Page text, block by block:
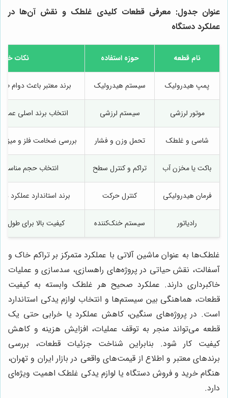
عنوان جدول: معرفی قطعات کلیدی غلطک و نقش آن‌ها در
عملکرد دستگاه
نام قطعه حوزه استفاده نکات
پمپ هیدرولیک سیستم هیدرولیک برند معتبر باعث دوام
موتور لرزشی سیستم لرزشی انتخاب برند اصلی
شاسی و غلطک تحمل وزن و فشار بررسی ضخامت فلز و
باکت یا مخزن آب تراکم و کنترل سطح انتخاب حجم مناسب
فرمان هیدرولیکی کنترل حرکت برند استاندارد عملکرد
رادیاتور سیستم خنک‌کننده کیفیت بالا برای
غلطک‌ها به عنوان ماشین آلاتی با عملکرد متمرکز بر تراکم خاک و
آسفالت، نقش حیاتی در پروژه‌های راهسازی، سدسازی و عملیات
خاکبرداری دارند. عملکرد صحیح هر غلطک وابسته به کیفیت
قطعات، هماهنگی بین سیستم‌ها و انتخاب لوازم یدکی استاندارد
است. در پروژه‌های سنگین، کاهش عملکرد یا خرابی حتی یک
قطعه می‌تواند منجر به توقف عملیات، افزایش هزینه و کاهش
کیفیت کار شود. بنابراین شناخت جزئیات قطعات، بررسی
برندهای معتبر و اطلاع از قیمت‌های واقعی در بازار ایران و تهران،
هنگام خرید و فروش دستگاه یا لوازم یدکی غلطک اهمیت ویژه‌ای
دارد.